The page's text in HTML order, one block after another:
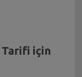
Tarifi için